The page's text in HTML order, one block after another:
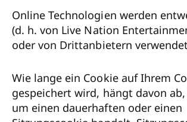
Online Technologien werden
(d. h. von Live Nation
oder von Drittanbietern
Wie lange ein Cookie auf Ihrem
gespeichert wird, hängt davon
um einen dauerhaften oder einen